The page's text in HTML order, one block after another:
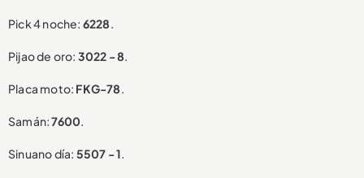
Pick 4 noche: 6228.
Pijao de oro: 3022 - 8.
Placa moto: FKG-78.
Samán:7600.
Sinuano día: 5507 - 1.